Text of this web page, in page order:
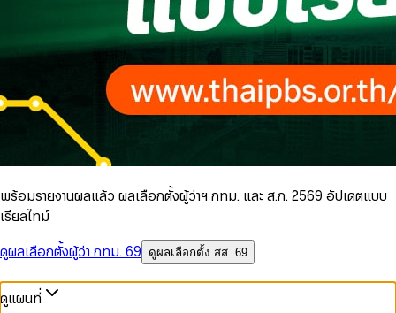
พร้อมรายงานผลแล้ว ผลเลือกตั้งผู้ว่าฯ กทม. และ ส.ก. 2569 อัปเดตแบบ
เรียลไทม์
ดูผลเลือกตั้งผู้ว่า กทม. 69
ดูผลเลือกตั้ง สส. 69
ดูแผนที่